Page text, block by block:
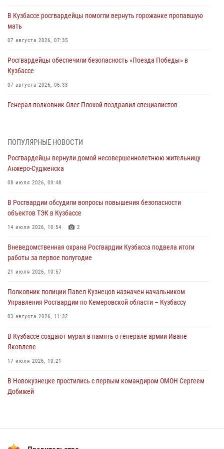
В Кузбассе росгвардейцы помогли вернуть горожанке пропавшую
мать
07 августа 2026, 07:35
Росгвардейцы обеспечили безопасность «Поезда Победы» в
Кузбассе
07 августа 2026, 06:33
Генерал-полковник Олег Плохой поздравил специалистов
07 августа 2026, 05:32
С 1 сентября 2026 года вступает в силу новый федеральный закон о
частной охранной деятельности
06 августа 2026, 10:19
Росгвардейцы задержали предполагаемого виновника причинения
ножевого ранения кемеровчанину
06 августа 2026, 09:18
Росгвардейцы задержали мужчину, повредившего имущество
горожанки
06 августа 2026, 08:17
Росгвардейцы пресекли противоправные действия и защитили
новокузнечанку от агрессивного знакомого
06 августа 2026, 07:16
ПОПУЛЯРНЫЕ НОВОСТИ
Росгвардейцы вернули домой несовершеннолетнюю жительницу
Анжеро-Судженска
08 июля 2026, 09:48
В Росгвардии обсудили вопросы повышения безопасности
объектов ТЭК в Кузбассе
14 июля 2026, 10:54 2
Вневедомственная охрана Росгвардии Кузбасса подвела итоги
работы за первое полугодие
21 июля 2026, 10:57
Полковник полиции Павел Кузнецов назначен начальником
Управления Росгвардии по Кемеровской области – Кузбассу
03 августа 2026, 11:32
В Кузбассе создают мурал в память о генерале армии Иване
Яковлеве
17 июля 2026, 10:21
В Новокузнецке простились с первым командиром ОМОН Сергеем
Добижей